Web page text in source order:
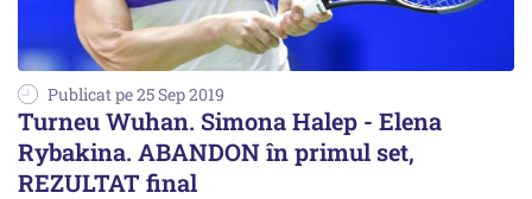
Publicat pe 25 Sep 2019
Turneu Wuhan. Simona Halep - Elena
Rybakina. ABANDON în primul set,
REZULTAT final